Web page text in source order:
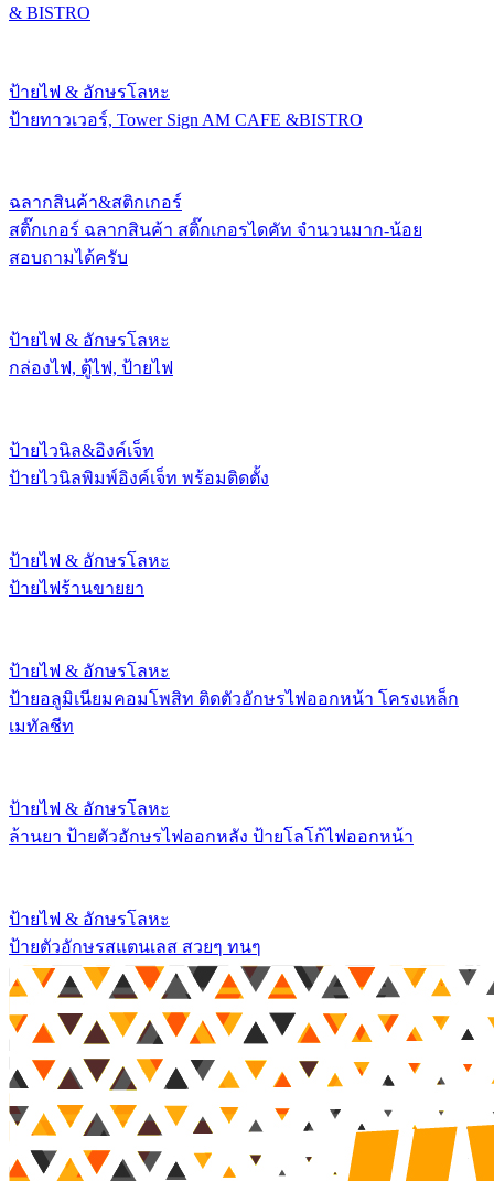
& BISTRO
ป้ายไฟ & อักษรโลหะ
ป้ายทาวเวอร์, Tower Sign AM CAFE &BISTRO
ฉลากสินค้า&สติกเกอร์
สติ๊กเกอร์ ฉลากสินค้า สติ๊กเกอรไดคัท จำนวนมาก-น้อย
สอบถามได้ครับ
ป้ายไฟ & อักษรโลหะ
กล่องไฟ, ตู้ไฟ, ป้ายไฟ
ป้ายไวนิล&อิงค์เจ็ท
ป้ายไวนิลพิมพ์อิงค์เจ็ท พร้อมติดตั้ง
ป้ายไฟ & อักษรโลหะ
ป้ายไฟร้านขายยา
ป้ายไฟ & อักษรโลหะ
ป้ายอลูมิเนียมคอมโพสิท ติดตัวอักษรไฟออกหน้า โครงเหล็ก
เมทัลชีท
ป้ายไฟ & อักษรโลหะ
ล้านยา ป้ายตัวอักษรไฟออกหลัง ป้ายโลโก้ไฟออกหน้า
ป้ายไฟ & อักษรโลหะ
ป้ายตัวอักษรสแตนเลส สวยๆ ทนๆ